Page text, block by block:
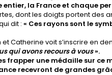
entier, la France et chaque
dont les doigts portent des
dit : « Ces rayons sont le
Catherine voit s’inscrire en
qui avons recours à vous».
frapper une médaille sur ce
recevront de grandes